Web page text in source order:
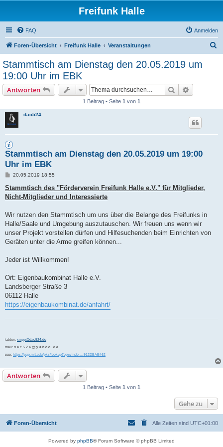
Freifunk Halle
FAQ Anmelden
Foren-Übersicht Freifunk Halle Veranstaltungen
Stammtisch am Dienstag den 20.05.2019 um
19:00 Uhr im EBK
Antworten Suche
1 Beitrag • Seite 1 von 1
dac524
Stammtisch am Dienstag den 20.05.2019 um 19:00
Uhr im EBK
B
i
t
r
20.05.2019 18:55
Stammtisch des "Förderverein Freifunk Halle e.V." für Mitglieder,
Nicht-Mitglieder und Interessierte
Wir nutzen den Stammtisch um uns über die Belange des Freifunks in
Halle/Saale und Umgebung auszutauschen. Wir freuen uns wenn wir
unser Projekt vorstellen dürfen und Hilfesuchenden beim Einrichten von
Geräten unter die Arme greifen können...
Jeder ist Willkommen!
Ort: Eigenbaukombinat Halle e.V.
Landsberger Straße 3
06112 Halle
https://eigenbaukombinat.de/anfahrt/
jabber: xmpp@dac524.de
mail: d a c 5 2 4 @ y a h o o . d e
pgp: https://pgp.mit.edu/pks/lookup?op=vinde ... 912DBAE462
Antworten
1 Beitrag • Seite 1 von 1
Gehe zu
Foren-Übersicht Alle Zeiten sind UTC+01:00
Powered by phpBB® Forum Software © phpBB Limited